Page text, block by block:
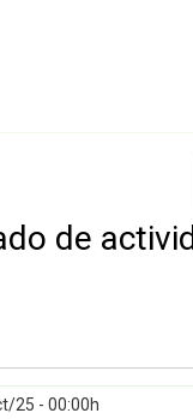
de
25 - 00:00h